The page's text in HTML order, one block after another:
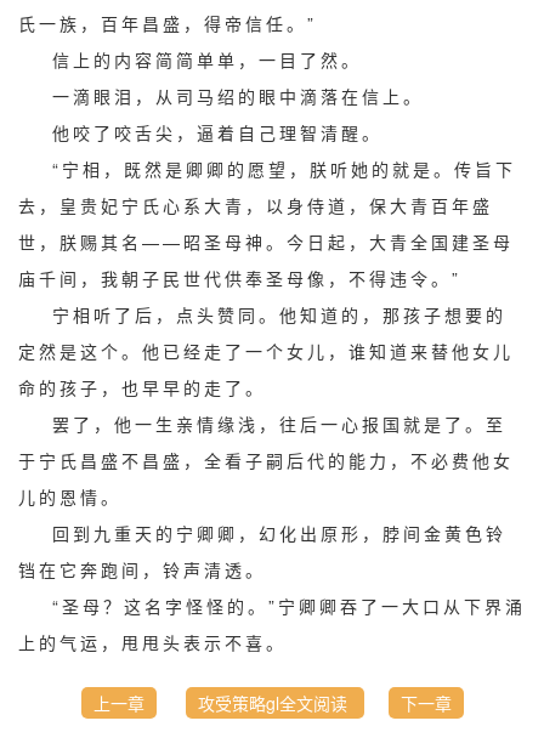
氏一族，百年昌盛，得帝信任。”
信上的内容简简单单，一目了然。
一滴眼泪，从司马绍的眼中滴落在信上。
他咬了咬舌尖，逼着自己理智清醒。
“宁相，既然是卿卿的愿望，朕听她的就是。传旨下
去，皇贵妃宁氏心系大青，以身侍道，保大青百年盛
世，朕赐其名——昭圣母神。今日起，大青全国建圣母
庙千间，我朝子民世代供奉圣母像，不得违令。”
宁相听了后，点头赞同。他知道的，那孩子想要的
定然是这个。他已经走了一个女儿，谁知道来替他女儿
命的孩子，也早早的走了。
罢了，他一生亲情缘浅，往后一心报国就是了。至
于宁氏昌盛不昌盛，全看子嗣后代的能力，不必费他女
儿的恩情。
回到九重天的宁卿卿，幻化出原形，脖间金黄色铃
铛在它奔跑间，铃声清透。
“圣母？这名字怪怪的。”宁卿卿吞了一大口从下界涌
上的气运，甩甩头表示不喜。
上一章 攻受策略gl全文阅读 下一章